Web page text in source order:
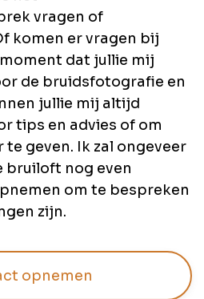
vragen of
komen er vragen bij
dat jullie mij
de bruidsfotografie en
jullie mij altijd
tips en advies of om
geven. Ik zal ongeveer
bruiloft nog even
om te bespreken
zijn.
opnemen